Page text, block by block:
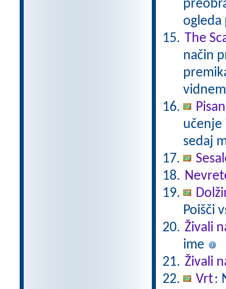
ogleda
The
način
učenje
sedaj
Poišči
Živali
ime
Živali
Vrt: